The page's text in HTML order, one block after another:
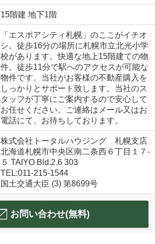
15階建 地下1階
「エスポアシティ札幌」のここがイチオ
シ。徒歩16分の場所に札幌市立北光小学
校があります。快適な地上15階建ての物
件。徒歩11分で駅へのアクセスが可能な
物件です。当社がお客様の不動産購入を
しっかりとサポート致します。当社のス
タッフが丁寧にご案内するので安心して
お任せください。ご連絡はメール又はお
電話にて、お待ちしております。
株式会社トータルハウジング 札幌支店
北海道札幌市中央区南二条西６丁目１７‐
５ TAIYO Bld.2.6 303
TEL:011-215-1544
国土交通大臣 (3) 第8699号
お問い合わせ(無料)